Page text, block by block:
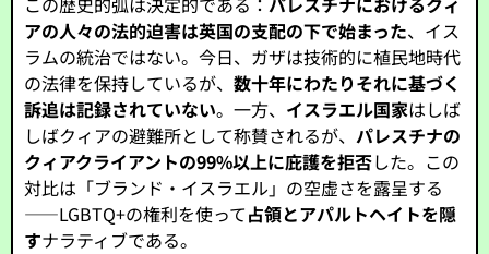
アの人々の法的迫害は英国の支配の下で始まった、イス
ラムの統治ではない。今日、ガザは技術的に植民地時代
の法律を保持しているが、数十年にわたりそれに基づく
訴追は記録されていない。一方、 イスラエル国家はしば
しばクィアの避難所として称賛されるが、パレスチナの
クィアクライアントの99%以上に庇護を拒否した。この
対比は「ブランド・イスラエル」の空虚さを露呈する
——LGBTQ+の権利を使って占領とアパルトヘイトを隠
すナラティブである。